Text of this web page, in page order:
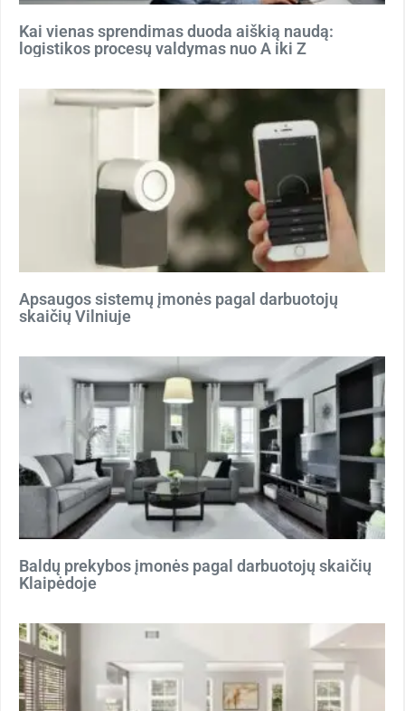
Kai vienas sprendimas duoda aiškią naudą:
logistikos procesų valdymas nuo A iki Z
Apsaugos sistemų įmonės pagal darbuotojų
skaičių Vilniuje
Baldų prekybos įmonės pagal darbuotojų skaičių
Klaipėdoje